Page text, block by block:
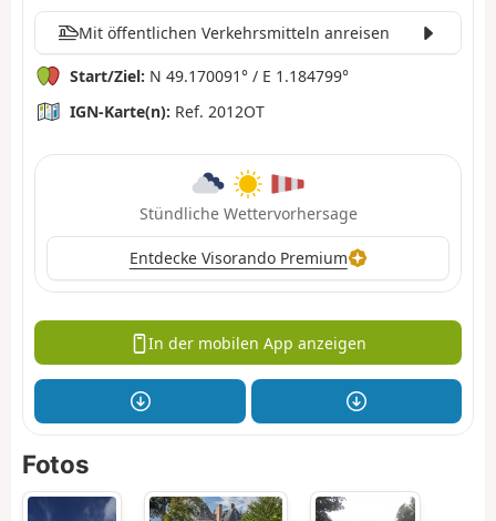
Mit öffentlichen Verkehrsmitteln anreisen
Start/Ziel: N 49.170091° / E 1.184799°
IGN-Karte(n): Ref. 2012OT
Stündliche Wettervorhersage
Entdecke Visorando Premium
In der mobilen App anzeigen
Fotos